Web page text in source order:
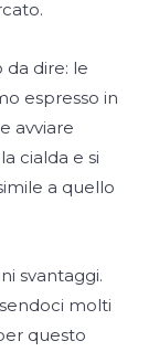
da dire: le
espresso in
avviare
cialda e si
a quello
svantaggi.
molti
questo